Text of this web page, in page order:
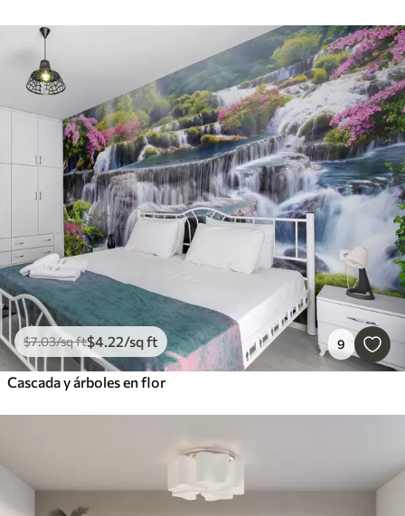
Etiquetas
Formato de imagen
Paleta de colores
Inteligente
Borrar todos los filtros
$7.03/sq ft$4.22/sq ft 9
Cascada y árboles en flor